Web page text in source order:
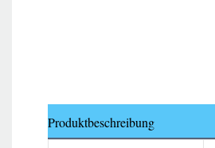
Produktbeschreibung